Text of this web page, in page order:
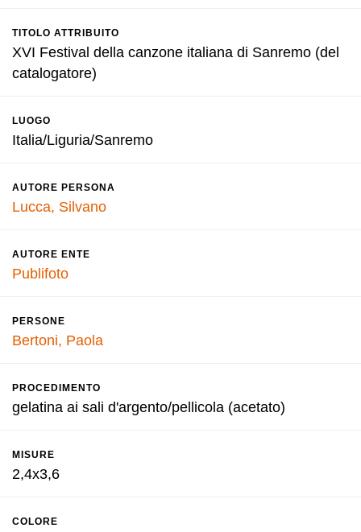
TITOLO ATTRIBUITO
XVI Festival della canzone italiana di Sanremo (del
catalogatore)
LUOGO
Italia/Liguria/Sanremo
AUTORE PERSONA
Lucca, Silvano
AUTORE ENTE
Publifoto
PERSONE
Bertoni, Paola
PROCEDIMENTO
gelatina ai sali d'argento/pellicola (acetato)
MISURE
2,4x3,6
COLORE